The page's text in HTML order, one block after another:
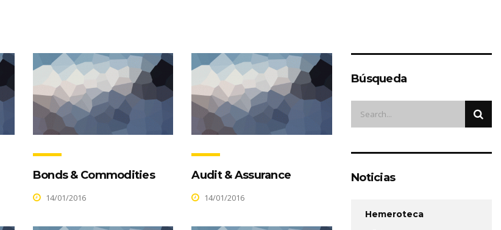
Bonds & Commodities
14/01/2016
Audit & Assurance
14/01/2016
Búsqueda
Noticias
Hemeroteca